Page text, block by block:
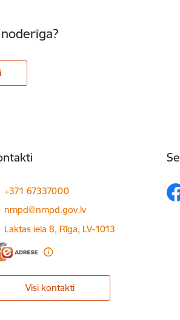
+371 67337000
E-pasts:
nmpd@nmpd.gov.lv
Laktas iela 8, Rīga, LV-1013
Visi kontakti